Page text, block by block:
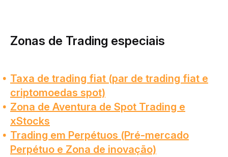
Zonas de Trading especiais
Taxa de trading fiat (par de trading fiat e
criptomoedas spot)
Zona de Aventura de Spot Trading e
xStocks
Trading em Perpétuos (Pré-mercado
Perpétuo e Zona de inovação)